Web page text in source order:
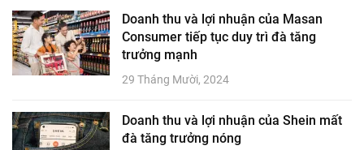
Doanh thu và lợi nhuận của Masan
Consumer tiếp tục duy trì đà tăng
trưởng mạnh
29 Tháng Mười, 2024
Doanh thu và lợi nhuận của Shein mất
đà tăng trưởng nóng